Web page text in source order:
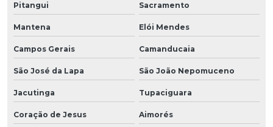
Pitangui Sacramento
Mantena Elói Mendes
Campos Gerais Camanducaia
São José da Lapa São João Nepomuceno
Jacutinga Tupaciguara
Coração de Jesus Aimorés